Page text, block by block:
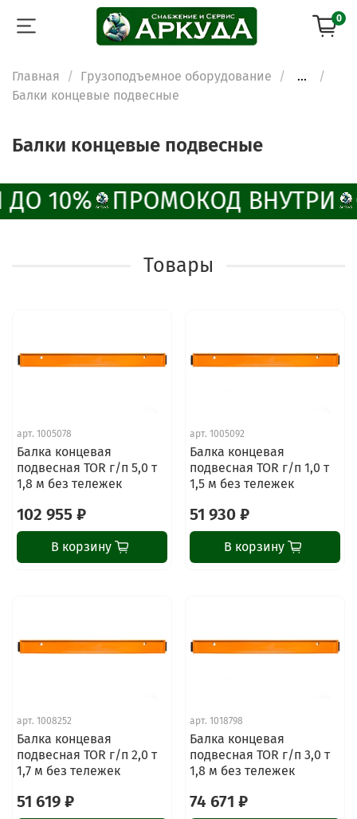
0
Главная Грузоподъемное оборудование
...
Балки концевые подвесные
Балки концевые подвесные
10% ПРОМОКОД ВНУТРИ
Товары
арт. 1005078
Балка концевая
подвесная TOR г/п 5,0 т
1,8 м без тележек
102 955 ₽
В корзину
арт. 1005092
Балка концевая
подвесная TOR г/п 1,0 т
1,5 м без тележек
51 930 ₽
В корзину
арт. 1008252
Балка концевая
подвесная TOR г/п 2,0 т
1,7 м без тележек
51 619 ₽
арт. 1018798
Балка концевая
подвесная TOR г/п 3,0 т
1,8 м без тележек
74 671 ₽